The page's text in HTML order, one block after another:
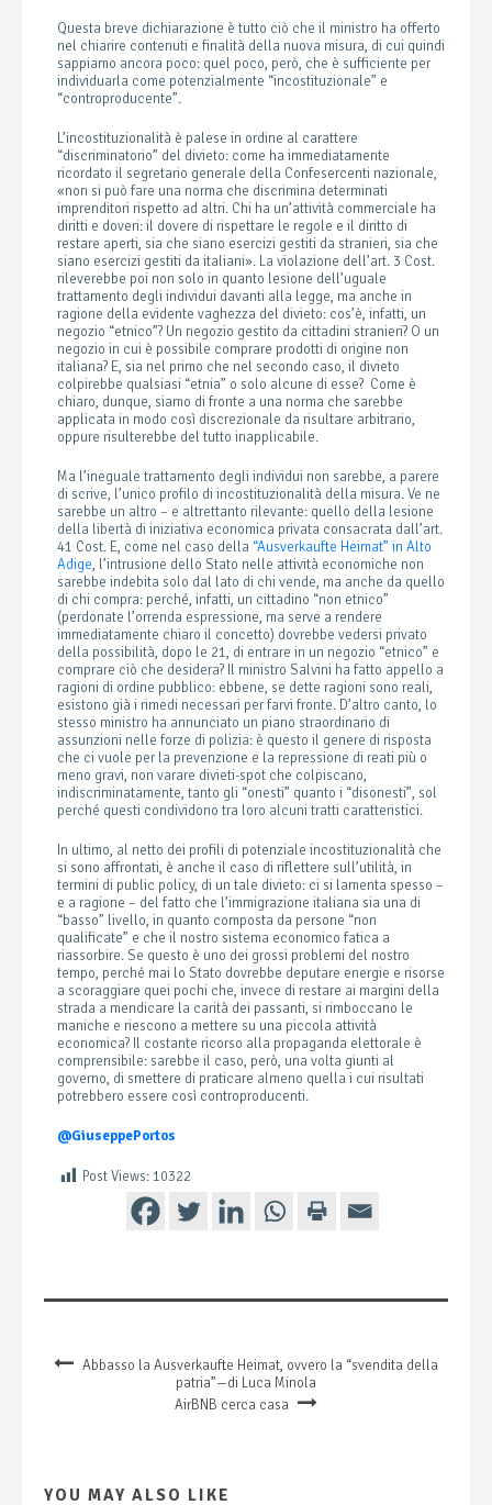
Questa breve dichiarazione è tutto ciò che il ministro ha offerto
nel chiarire contenuti e finalità della nuova misura, di cui quindi
sappiamo ancora poco: quel poco, però, che è sufficiente per
individuarla come potenzialmente “incostituzionale” e
“controproducente”.
L’incostituzionalità è palese in ordine al carattere
“discriminatorio” del divieto: come ha immediatamente
ricordato il segretario generale della Confesercenti nazionale,
«non si può fare una norma che discrimina determinati
imprenditori rispetto ad altri. Chi ha un’attività commerciale ha
diritti e doveri: il dovere di rispettare le regole e il diritto di
restare aperti, sia che siano esercizi gestiti da stranieri, sia che
siano esercizi gestiti da italiani». La violazione dell’art. 3 Cost.
rileverebbe poi non solo in quanto lesione dell’uguale
trattamento degli individui davanti alla legge, ma anche in
ragione della evidente vaghezza del divieto: cos’è, infatti, un
negozio “etnico”? Un negozio gestito da cittadini stranieri? O un
negozio in cui è possibile comprare prodotti di origine non
italiana? E, sia nel primo che nel secondo caso, il divieto
colpirebbe qualsiasi “etnia” o solo alcune di esse? Come è
chiaro, dunque, siamo di fronte a una norma che sarebbe
applicata in modo così discrezionale da risultare arbitrario,
oppure risulterebbe del tutto inapplicabile.
Ma l’ineguale trattamento degli individui non sarebbe, a parere
di scrive, l’unico profilo di incostituzionalità della misura. Ve ne
sarebbe un altro – e altrettanto rilevante: quello della lesione
della libertà di iniziativa economica privata consacrata dall’art.
41 Cost. E, come nel caso della “Ausverkaufte Heimat” in Alto
Adige, l’intrusione dello Stato nelle attività economiche non
sarebbe indebita solo dal lato di chi vende, ma anche da quello
di chi compra: perché, infatti, un cittadino “non etnico”
(perdonate l’orrenda espressione, ma serve a rendere
immediatamente chiaro il concetto) dovrebbe vedersi privato
della possibilità, dopo le 21, di entrare in un negozio “etnico” e
comprare ciò che desidera? Il ministro Salvini ha fatto appello a
ragioni di ordine pubblico: ebbene, se dette ragioni sono reali,
esistono già i rimedi necessari per farvi fronte. D’altro canto, lo
stesso ministro ha annunciato un piano straordinario di
assunzioni nelle forze di polizia: è questo il genere di risposta
che ci vuole per la prevenzione e la repressione di reati più o
meno gravi, non varare divieti-spot che colpiscano,
indiscriminatamente, tanto gli “onesti” quanto i “disonesti”, sol
perché questi condividono tra loro alcuni tratti caratteristici.
In ultimo, al netto dei profili di potenziale incostituzionalità che
si sono affrontati, è anche il caso di riflettere sull’utilità, in
termini di public policy, di un tale divieto: ci si lamenta spesso –
e a ragione – del fatto che l’immigrazione italiana sia una di
“basso” livello, in quanto composta da persone “non
qualificate” e che il nostro sistema economico fatica a
riassorbire. Se questo è uno dei grossi problemi del nostro
tempo, perché mai lo Stato dovrebbe deputare energie e risorse
a scoraggiare quei pochi che, invece di restare ai margini della
strada a mendicare la carità dei passanti, si rimboccano le
maniche e riescono a mettere su una piccola attività
economica? Il costante ricorso alla propaganda elettorale è
comprensibile: sarebbe il caso, però, una volta giunti al
governo, di smettere di praticare almeno quella i cui risultati
potrebbero essere così controproducenti.
@GiuseppePortos
Post Views: 10322
Abbasso la Ausverkaufte Heimat, ovvero la “svendita della
patria”—di Luca Minola
AirBNB cerca casa
YOU MAY ALSO LIKE